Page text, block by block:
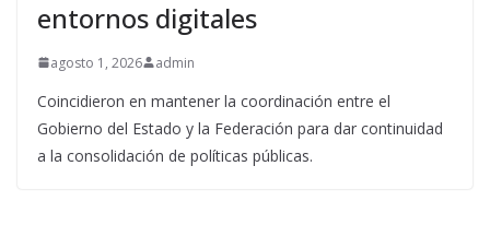
entornos digitales
agosto 1, 2026 admin
Coincidieron en mantener la coordinación entre el
Gobierno del Estado y la Federación para dar continuidad
a la consolidación de políticas públicas.